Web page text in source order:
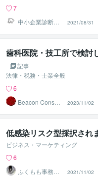
7
中小企業診断士
マエダコウ
2021/08/31
歯科医院・技工所で検討
記事
法律・税務・士業全般
6
Beacon Consulti
2023/11/02
低感染リスク型採択され
ビジネス・マーケティング
6
ふくもも事務所
【一般型特化】
2021/11/02